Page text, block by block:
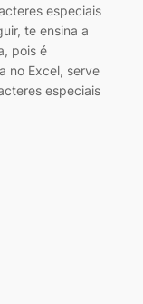
especiais
te ensina a
pois é
no Excel, serve
especiais